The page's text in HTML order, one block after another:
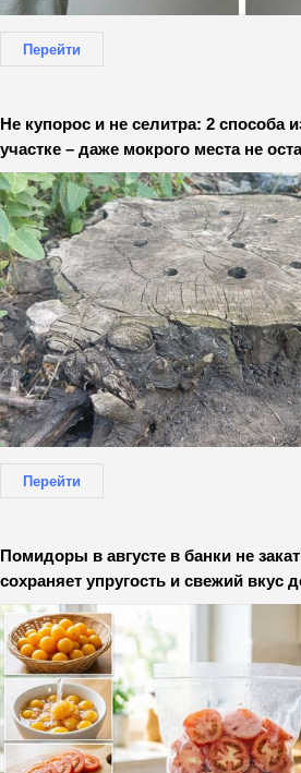
Перейти
Не купорос и не селитра: 2 способа
участке – даже мокрого места не
Перейти
Помидоры в августе в банки не
сохраняет упругость и свежий вкус